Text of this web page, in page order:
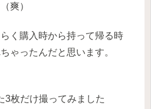
爽）
く購入時から持って帰る時
ゃったんだと思います。
3枚だけ撮ってみました